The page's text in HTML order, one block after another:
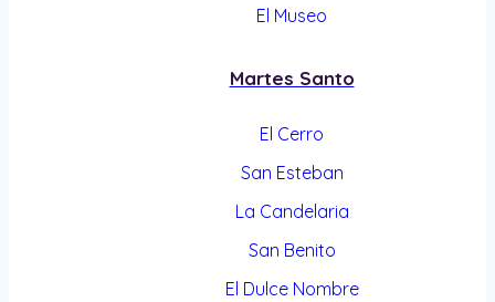
El Museo
Martes Santo
El Cerro
San Esteban
La Candelaria
San Benito
El Dulce Nombre